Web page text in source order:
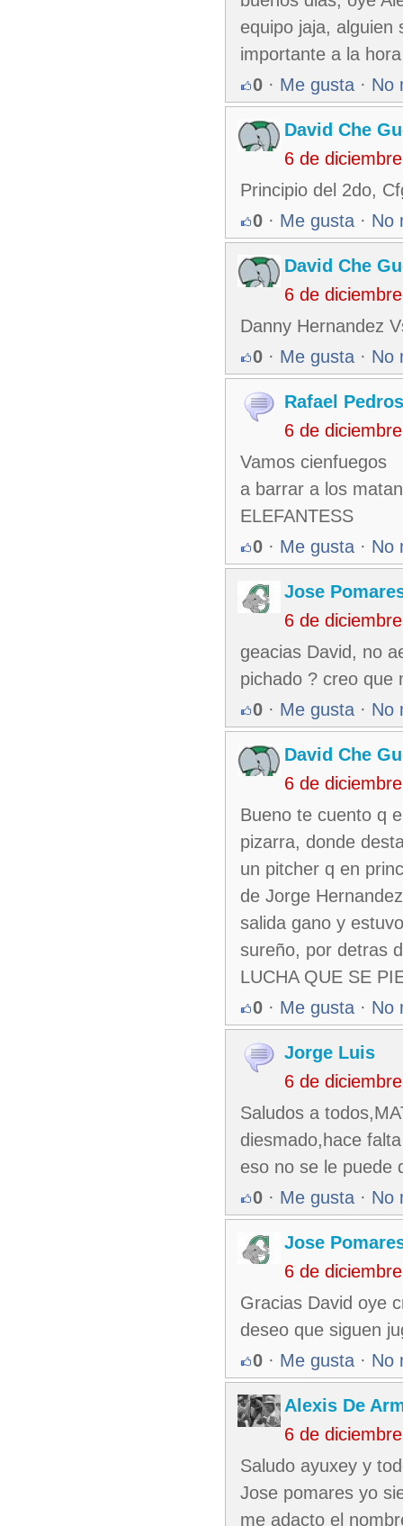
equipo jaja, alguien
importante a la
0 · Me gusta · No
David Che
6 de
Principio del 2do,
0 · Me gusta · No
David Che
6 de
Danny Hernandez
0 · Me gusta · No
Rafael
6 de
Vamos cienfuegos
a barrar a los
ELEFANTESS
0 · Me gusta · No
Jose
6 de
geacias David, no
pichado ? creo que
0 · Me gusta · No
David Che
6 de
Bueno te cuento q
pizarra, donde
un pitcher q en
de Jorge
salida gano y
sureño, por detras
LUCHA QUE SE
0 · Me gusta · No
Jorge Luis
6 de
Saludos a
diesmado,hace
eso no se le puede
0 · Me gusta · No
Jose
6 de
Gracias David oye
deseo que siguen
0 · Me gusta · No
Alexis De
6 de
Saludo ayuxey y
Jose pomares yo
me adacto el